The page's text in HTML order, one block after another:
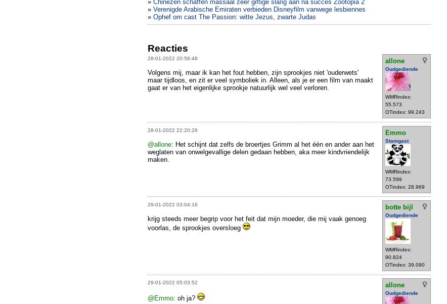
» Chinezen schaffen massaal zeer giftige slang aan na succes Zootopia 2
» Verenigde Arabische Emiraten verbieden Disneyfilm vanwege lesbiennes
» Ophef om cast The Passion: witte Jezus, zwarte Judas
Reacties
28-01-2022 20:56:48 allone
Oudgediende
WMRindex:
55.573
OTindex: 99.243
Volgens mij, maar ik kan het fout hebben, zijn sprookjes niet 'ouderwets'
maar tijdloos, en zit er veel symboliek in. Alleen, als je er een film van maakt
gaat er van het eigenlijke sprookje natuurlijk wel veel verloren.
28-01-2022 22:20:28 Emmo
Stamgast
WMRindex:
73.599
OTindex: 28.969
@allone: Het schijnt dat zelfs de broertjes Grimm al het één en ander aan het
weglaten van onwelgevallige delen gedaan hebben, aka meer kindvriendelijk
maken.
29-01-2022 03:04:16 botte bijl
Oudgediende
WMRindex:
90.824
OTindex: 39.090
krijg steeds meer begrip voor het feit dat mijn moeder, die mij vaak genoeg
voorlas, de sprookjes oversloeg
29-01-2022 05:03:52 allone
Oudgediende
@Emmo: oh ja?